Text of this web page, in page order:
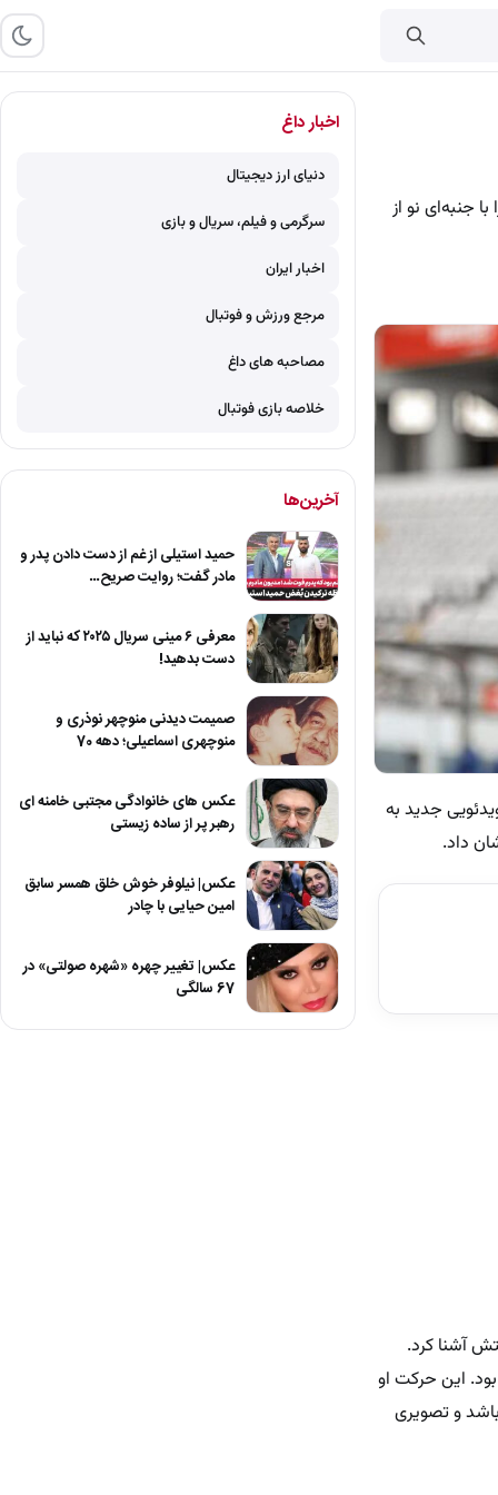
جنبه‌ای نو از
جدید به
داد.
آشنا کرد.
این حرکت او
و تصویری
اخبار داغ
دنیای ارز دیجیتال
سرگرمی و فیلم، سریال و بازی
اخبار ایران
مرجع ورزش و فوتبال
مصاحبه های داغ
خلاصه بازی فوتبال
آخرین‌ها
حمید استیلی از غم از دست دادن پدر و
مادر گفت؛ روایت صریح…
معرفی ۶ مینی سریال ۲۰۲۵ که نباید از
دست بدهید!
صمیمت دیدنی منوچهر نوذری و
منوچهری اسماعیلی؛ دهه 70
عکس های خانوادگی مجتبی خامنه ای
رهبر پر از ساده زیستی
عکس| نیلوفر خوش خلق همسر سابق
امین حیایی با چادر
عکس| تغییر چهره «شهره صولتی» در
67 سالگی